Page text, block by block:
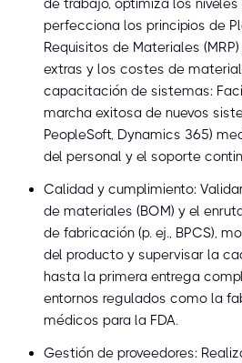
de trabajo, optimiza los niveles
perfecciona los principios de
Requisitos de Materiales
extras y los costes de
capacitación de sistemas:
marcha exitosa de nuevos
PeopleSoft, Dynamics 365)
del personal y el soporte
Calidad y cumplimiento:
de materiales (BOM) y el
de fabricación (p. ej., BPCS),
del producto y supervisar la
hasta la primera entrega
entornos regulados como la
médicos para la FDA.
Gestión de proveedores: